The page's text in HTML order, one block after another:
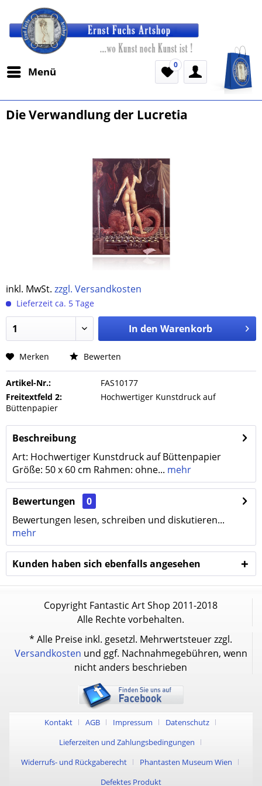
Menü
0
Die Verwandlung der Lucretia
inkl. MwSt. zzgl. Versandkosten
Lieferzeit ca. 5 Tage
In den Warenkorb
Merken Bewerten
Artikel-Nr.:
FAS10177
Freitextfeld 2:
Hochwertiger Kunstdruck auf
Büttenpapier
Beschreibung
Art: Hochwertiger Kunstdruck auf Büttenpapier
Größe: 50 x 60 cm Rahmen: ohne... mehr
Bewertungen
0
Bewertungen lesen, schreiben und diskutieren...
mehr
Kunden haben sich ebenfalls angesehen
Copyright Fantastic Art Shop 2011-2018
Alle Rechte vorbehalten.
* Alle Preise inkl. gesetzl. Mehrwertsteuer zzgl.
Versandkosten und ggf. Nachnahmegebühren, wenn
nicht anders beschrieben
Kontakt AGB Impressum
Datenschutz
Lieferzeiten und Zahlungsbedingungen
Widerrufs- und Rückgaberecht
Phantasten Museum Wien
Defektes Produkt